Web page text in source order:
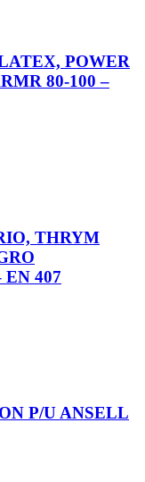
POWER
80-100 –
THRYM
EN 407
P/U ANSELL